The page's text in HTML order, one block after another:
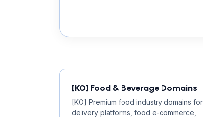
[KO] Food & Beverage Domains
[KO] Premium food industry domains for
delivery platforms, food e-commerce,